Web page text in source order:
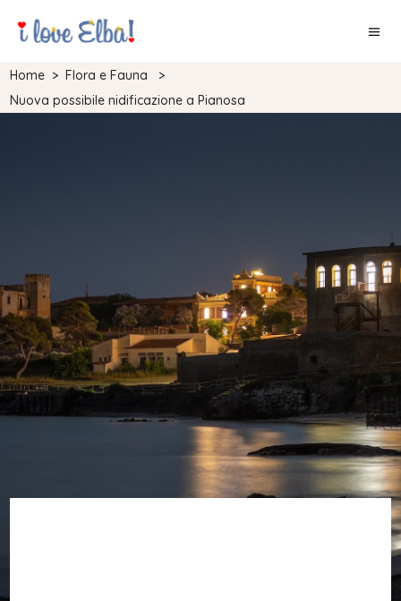
Home >Flora e Fauna
>
Nuova possibile nidificazione a Pianosa